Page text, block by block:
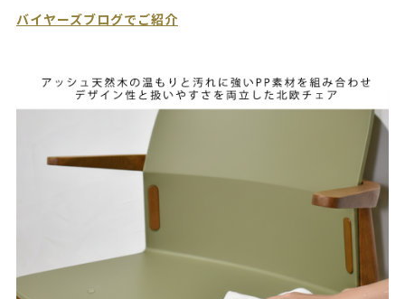
バイヤーズブログでご紹介